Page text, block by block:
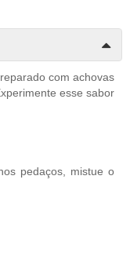
com achovas
esse sabor
pedaços, mistue o